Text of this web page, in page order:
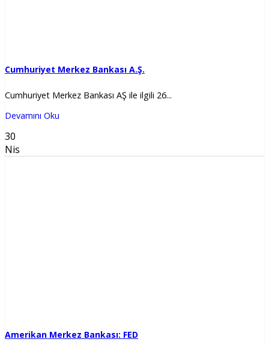
Cumhuriyet Merkez Bankası A.Ş.
Cumhuriyet Merkez Bankası AŞ ile ilgili 26...
Devamını Oku
30
Nis
Amerikan Merkez Bankası: FED